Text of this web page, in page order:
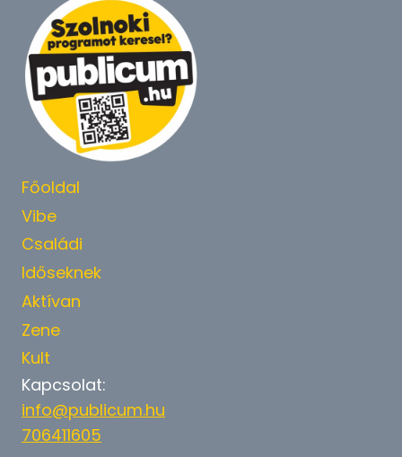
Főoldal
Vibe
Családi
Időseknek
Aktívan
Zene
Kult
Kapcsolat:
info@publicum.hu
706411605